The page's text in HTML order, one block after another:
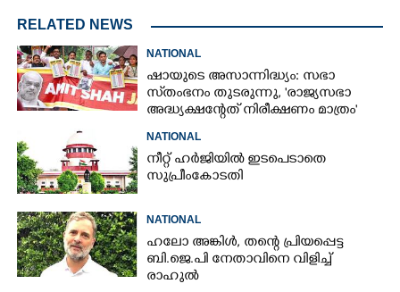
RELATED NEWS
NATIONAL
ഷായുടെ അസാന്നിദ്ധ്യം: സഭാ
സ്‌തംഭനം തുടരുന്നു, 'രാജ്യസഭാ
അദ്ധ്യക്ഷന്റേത് നിരീക്ഷണം മാത്രം'
NATIONAL
നീറ്റ് ഹർജിയിൽ ഇടപെടാതെ
സുപ്രീംകോടതി
NATIONAL
ഹലോ അങ്കിൾ,​ തന്റെ പ്രിയപ്പെട്ട
ബി.ജെ.പി നേതാവിനെ വിളിച്ച്
രാഹുൽ